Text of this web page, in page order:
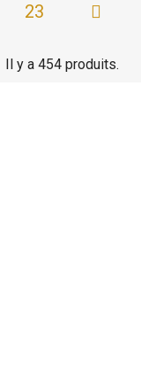
23
Il y a 454 produits.